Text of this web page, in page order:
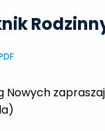
Nowych